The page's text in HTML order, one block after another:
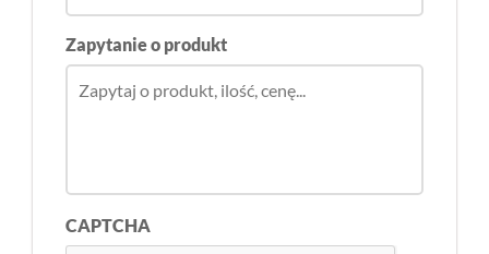
Zapytanie o produkt
CAPTCHA